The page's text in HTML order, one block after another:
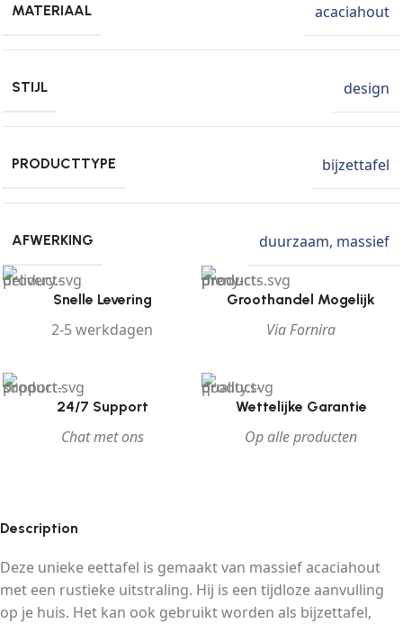
MATERIAAL acaciahout
STIJL design
PRODUCTTYPE bijzettafel
AFWERKING duurzaam, massief
Snelle Levering
2-5 werkdagen
Groothandel Mogelijk
Via Fornira
24/7 Support
Chat met ons
Wettelijke Garantie
Op alle producten
Description
Deze unieke eettafel is gemaakt van massief acaciahout
met een rustieke uitstraling. Hij is een tijdloze aanvulling
op je huis. Het kan ook gebruikt worden als bijzettafel,